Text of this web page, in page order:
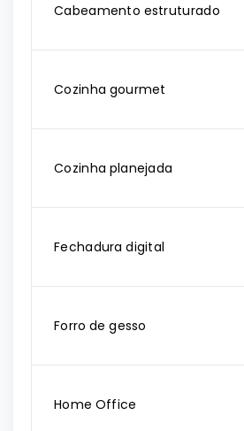
Cabeamento estruturado
Cozinha gourmet
Cozinha planejada
Fechadura digital
Forro de gesso
Home Office